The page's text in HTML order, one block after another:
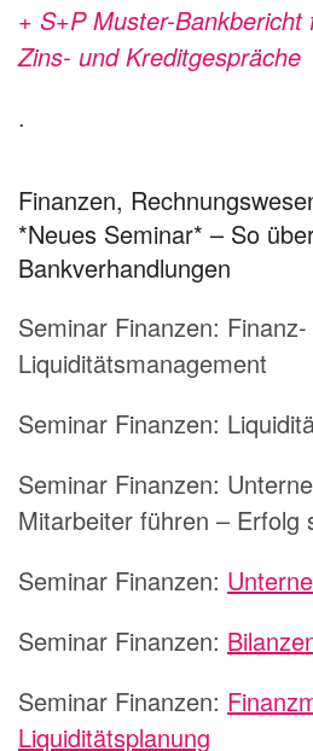
+ S+P Muster-
Zins- und Kreditgespräche
.
Finanzen,
*Neues Seminar* – So
Bankverhandlungen
Seminar Finanzen:
Liquiditätsmanagement
Seminar Finanzen:
Seminar Finanzen:
Mitarbeiter führen – Erfolg
Seminar Finanzen:
Seminar Finanzen:
Seminar Finanzen:
Liquiditätsplanung